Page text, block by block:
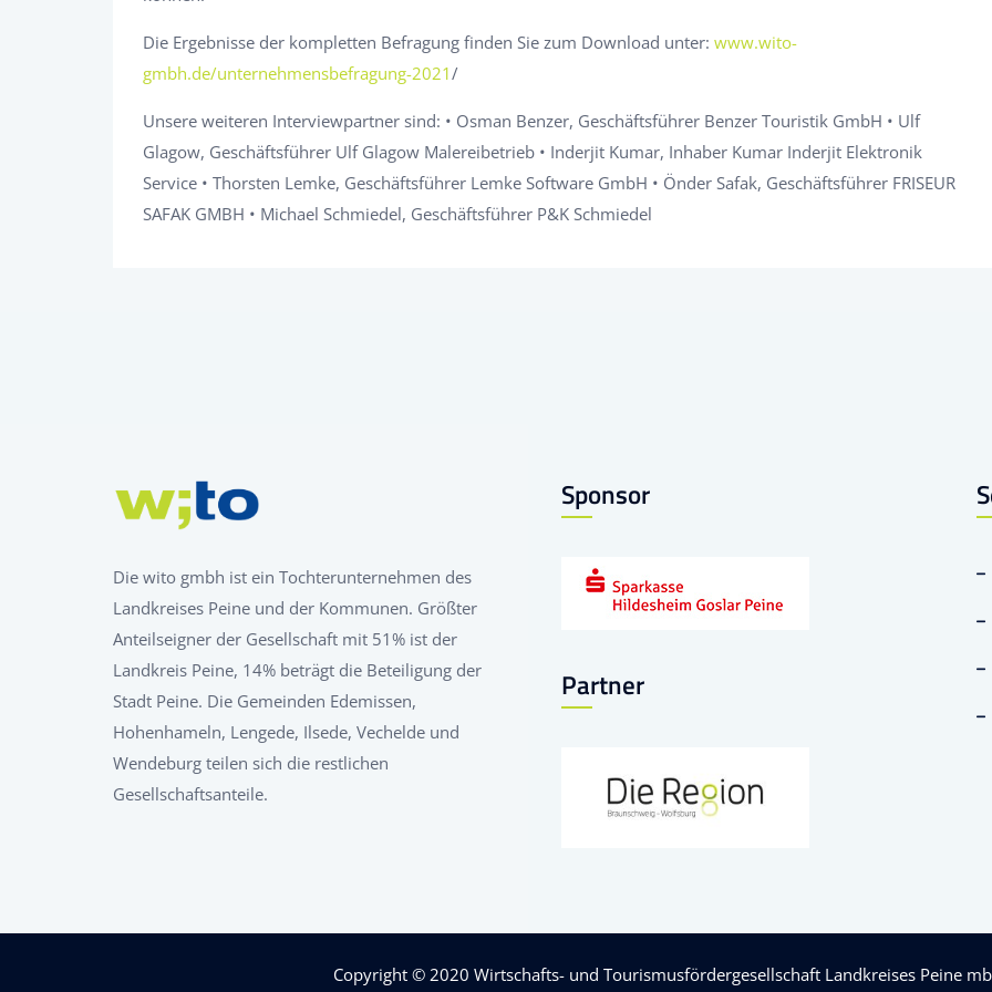
Die Ergebnisse der kompletten Befragung finden Sie zum Download unter: www.wito-
gmbh.de/unternehmensbefragung-2021/
Unsere weiteren Interviewpartner sind: • Osman Benzer, Geschäftsführer Benzer Touristik GmbH • Ulf
Glagow, Geschäftsführer Ulf Glagow Malereibetrieb • Inderjit Kumar, Inhaber Kumar Inderjit Elektronik
Service • Thorsten Lemke, Geschäftsführer Lemke Software GmbH • Önder Safak, Geschäftsführer FRISEUR
SAFAK GMBH • Michael Schmiedel, Geschäftsführer P&K Schmiedel
Die wito gmbh ist ein Tochterunternehmen des
Landkreises Peine und der Kommunen. Größter
Anteilseigner der Gesellschaft mit 51% ist der
Landkreis Peine, 14% beträgt die Beteiligung der
Stadt Peine. Die Gemeinden Edemissen,
Hohenhameln, Lengede, Ilsede, Vechelde und
Wendeburg teilen sich die restlichen
Gesellschaftsanteile.
Sponsor
Partner
Copyright © 2020 Wirtschafts- und Tourismusfördergesellschaft Landkreises Peine